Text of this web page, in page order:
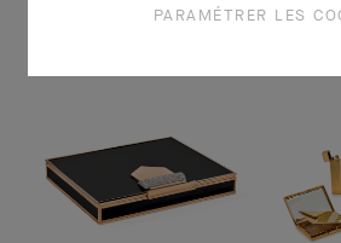
PARAMÉTRER LES